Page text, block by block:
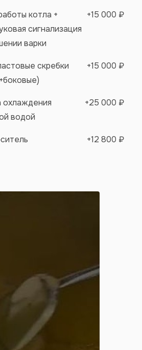
котла +
сигнализация
варки
+15 000 ₽
скребки
+15 000 ₽
охлаждения
водой
+25 000 ₽
+12 800 ₽